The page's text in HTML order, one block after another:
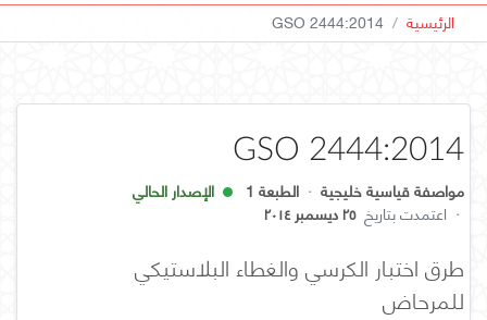
الرئيسية GSO 2444:2014
GSO 2444:2014
مواصفة قياسية خليجية · الطبعة 1
الإصدار الحالي
· اعتمدت بتاريخ ٢٥ ديسمبر ٢٠١٤
طرق اختبار الكرسي والغطاء البلاستيكي
للمرحاض